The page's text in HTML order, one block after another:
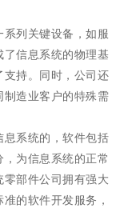
列关键设备，如服
了信息系统的物理基
支持。同时，公司还
制造业客户的特殊需
息系统的，软件包括
为信息系统的正常
部件公司拥有强大
的软件开发服务，